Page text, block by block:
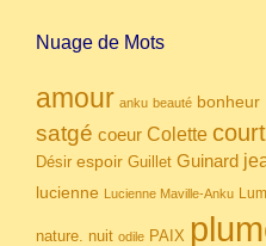
Nuage de Mots
amour anku beauté bonheur
satgé coeur Colette court
Désir espoir Guillet Guinard
lucienne Lucienne Maville-Anku
nature. nuit odile PAIX